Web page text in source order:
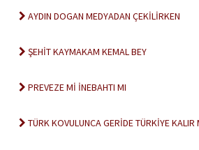
AYDIN DOGAN MEDYADAN ÇEKİLİRKEN
ŞEHİT KAYMAKAM KEMAL BEY
PREVEZE Mİ İNEBAHTI MI
TÜRK KOVULUNCA GERİDE TÜRKİYE KALIR